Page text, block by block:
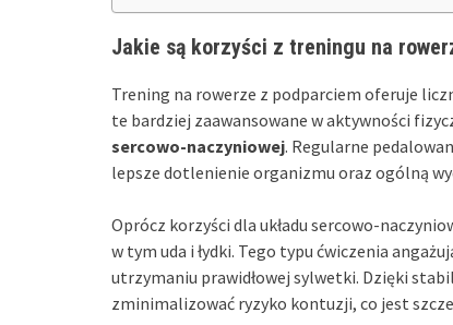
Jakie są korzyści z treningu na
Trening na rowerze z podparciem oferuje
te bardziej zaawansowane w aktywności
sercowo-naczyniowej. Regularne
lepsze dotlenienie organizmu oraz ogólną
Oprócz korzyści dla układu sercowo-
w tym uda i łydki. Tego typu ćwiczenia
utrzymaniu prawidłowej sylwetki. Dzięki
zminimalizować ryzyko kontuzji, co jest